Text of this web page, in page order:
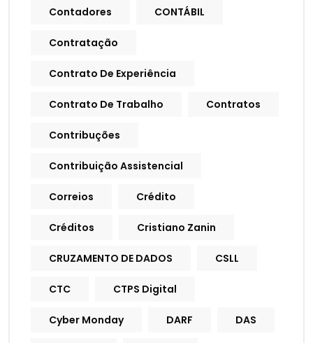
Contadores CONTÁBIL
Contratação
Contrato De Experiência
Contrato De Trabalho Contratos
Contribuções
Contribuição Assistencial
Correios Crédito
Créditos Cristiano Zanin
CRUZAMENTO DE DADOS CSLL
CTC CTPS Digital
Cyber Monday DARF DAS